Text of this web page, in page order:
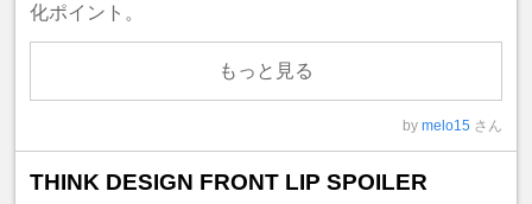
化ポイント。
もっと見る
by melo15 さん
THINK DESIGN FRONT LIP SPOILER